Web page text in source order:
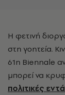
Η φετινή διοργάνωση, όμως, δεν κινείται μόνο μέσα
στη γοητεία.
61η Biennale
μπορεί να
πολιτικές